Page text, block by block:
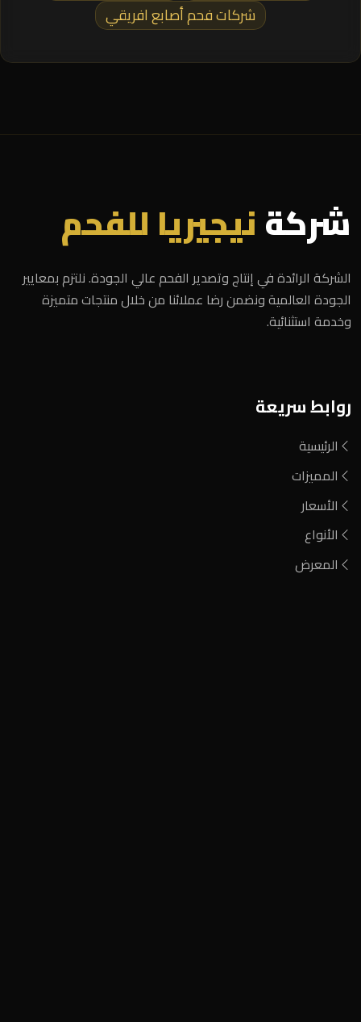
شركات فحم أصابع افريقي
شركةنيجيريا للفحم
الشركة الرائدة في إنتاج وتصدير الفحم عالي الجودة. نلتزم بمعايير
الجودة العالمية ونضمن رضا عملائنا من خلال منتجات متميزة
وخدمة استثنائية.
روابط سريعة
الرئيسية
المميزات
الأسعار
الأنواع
المعرض